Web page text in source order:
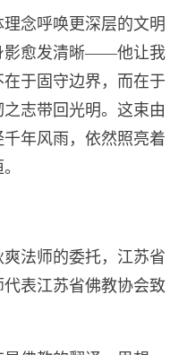
念呼唤更深层的文明
影愈发清晰——他让我
于固守边界，而在于
志带回光明。这束由
年风雨，依然照亮着
法师的委托，江苏省
表江苏省佛教协会致